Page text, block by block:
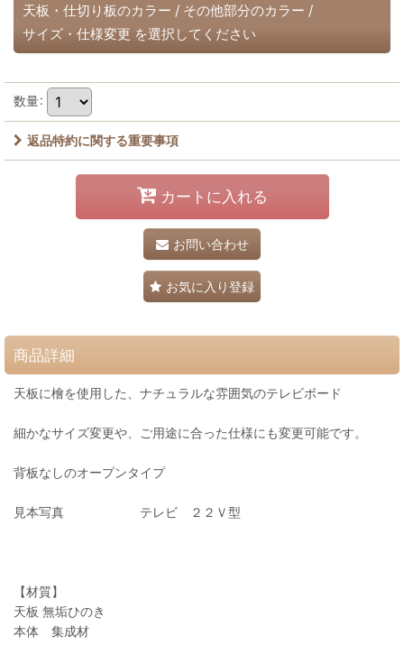
天板・仕切り板のカラー / その他部分のカラー /
サイズ・仕様変更 を選択してください
数量:
返品特約に関する重要事項
カートに入れる
お問い合わせ
お気に入り登録
商品詳細
天板に檜を使用した、ナチュラルな雰囲気のテレビボード
細かなサイズ変更や、ご用途に合った仕様にも変更可能です。
背板なしのオープンタイプ
見本写真 テレビ ２２Ｖ型
【材質】
天板 無垢ひのき
本体 集成材